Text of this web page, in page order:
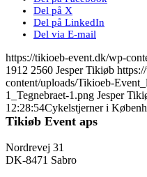
Del på X
Del på LinkedIn
Del via E-mail
https://tikioeb-event.dk/wp-
1912 2560 Jesper Tikiøb
content/uploads/Tikioeb-
1_Tegnebraet-1.png Jesper
12:28:54Cykelstjerner i
Tikiøb Event aps
Nordrevej 31
DK-8471 Sabro